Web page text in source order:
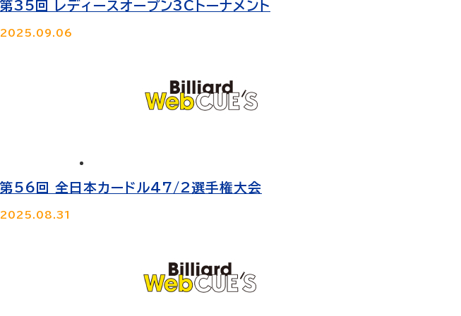
第35回 レディースオープン3Cトーナメント
2025.09.06
第56回 全日本カードル47/2選手権大会
2025.08.31